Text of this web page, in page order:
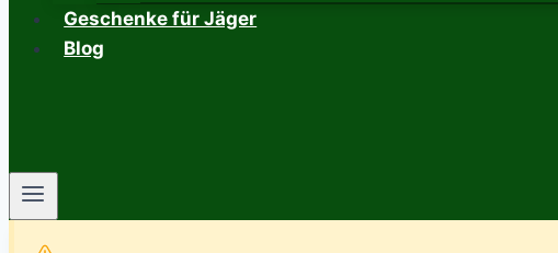
Geschenke für Jäger
Blog